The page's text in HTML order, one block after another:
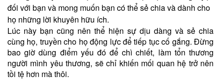
đối với bạn và mong muốn bạn có thể sẻ chia và dành cho
họ những lời khuyên hữu ích.
Lúc này bạn cũng nên thể hiện sự dịu dàng và sẻ chia
cùng họ, truyền cho họ động lực để tiếp tục cố gắng. Đừng
bao giờ dùng điểm yếu đó để chì chiết, làm tổn thương
người mình yêu thương, sẽ chỉ khiến mối quan hệ trở nên
tồi tệ hơn mà thôi.